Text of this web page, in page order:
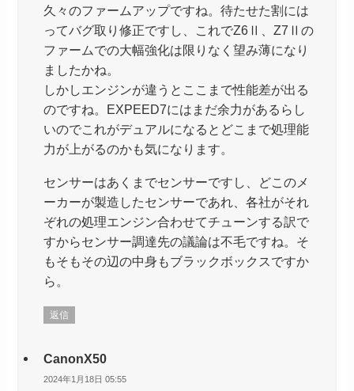
久々のファームアップですね。待たせた割には
ってバグ取り修正ですし、これでZ6Ⅱ、Z7Ⅱの
ファームでの大幅強化は限りなく望み薄になり
ましたかね。
しかしエンジンが違うとここまで性能差が出る
のですね。EXPEED7にはまだ余力があるらし
いのでこれがデュアルになるとどこまで処理能
力が上がるのかも気になります。
センサーはあくまでセンサーですし、どこのメ
ーカーが製造したセンサーであれ、各社がそれ
ぞれの処理エンジン合わせてチューンする訳で
すからセンサー調達先の議論は不毛ですね。そ
もそもその辺の中身もブラックボックスですか
ら。
返信
CanonX50
2024年1月18日 05:55